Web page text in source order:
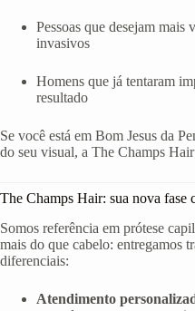
Pessoas que desejam
invasivos
Homens que já tentaram
resultado
Se você está em Bom Jesus da
do seu visual, a The Champs
The Champs Hair: sua nova fase
Somos referência em prótese
mais do que cabelo: entregamos
diferenciais:
Atendimento